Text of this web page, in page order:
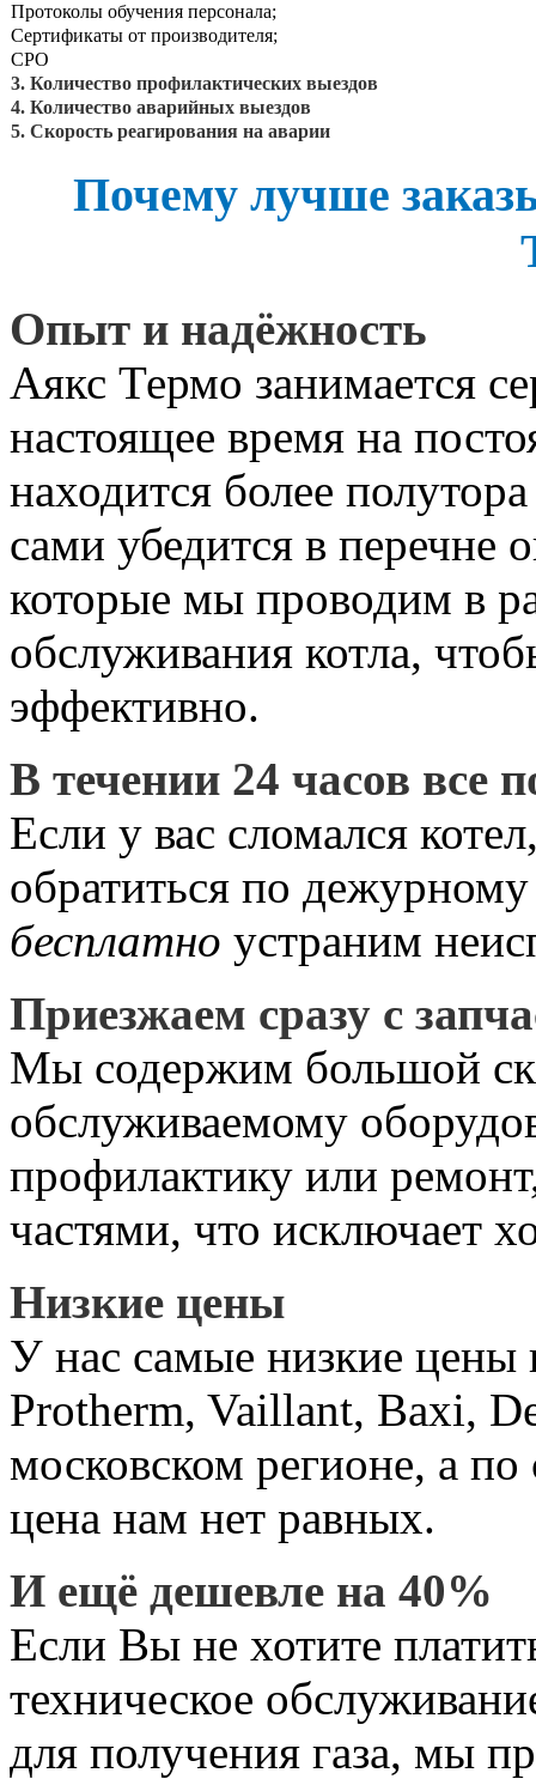
Протоколы обучения персонала;
Сертификаты от производителя;
СРО
3. Количество профилактических выездов
4. Количество аварийных выездов
5. Скорость реагирования на аварии
Почему лучше
Опыт и надёжность
Аякс Термо занимается
настоящее время на
находится более
сами убедится в перечне
которые мы проводим в
обслуживания котла,
эффективно.
В течении 24 часов все
Если у вас сломался
обратиться по
бесплатно устраним
Приезжаем сразу с
Мы содержим большой
обслуживаемому
профилактику или
частями, что исключает
Низкие цены
У нас самые низкие цены
Protherm, Vaillant, Baxi,
московском регионе, а
цена нам нет равных.
И ещё дешевле на 40%
Если Вы не хотите
техническое
для получения газа, мы